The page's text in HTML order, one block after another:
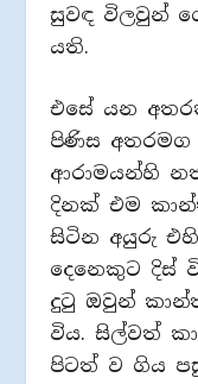
සුවඳ විලවුන්
යති.
එසේ යන
පිණිස අතරමග
ආරාමයන්හි
දිනක් එම
සිටින අයුරු
දෙනෙකුට දිස්
දුටු ඔවුන්
විය. සිල්වත්
පිටත් ව ගිය